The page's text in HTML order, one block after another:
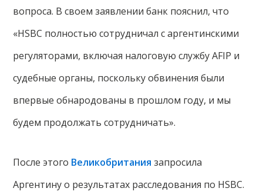
вопроса. В своем заявлении банк пояснил, что
«HSBC полностью сотрудничал с аргентинскими
регуляторами, включая налоговую службу AFIP и
судебные органы, поскольку обвинения были
впервые обнародованы в прошлом году, и мы
будем продолжать сотрудничать».
После этого Великобритания запросила
Аргентину о результатах расследования по HSBC.